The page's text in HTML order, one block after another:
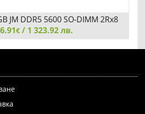
JM DDR5 5600 SO-DIMM 2Rx8
2Gx8 CL46 1.1V
€ / 1 323.92 лв.